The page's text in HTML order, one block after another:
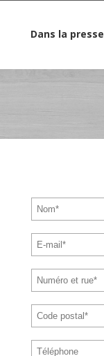
Dans la presse